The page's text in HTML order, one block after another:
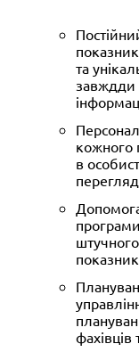
та
завждди
кожного
в
штучного
фахівців